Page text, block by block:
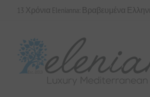
13 Χρόνια Elenianna: Βραβευμένα